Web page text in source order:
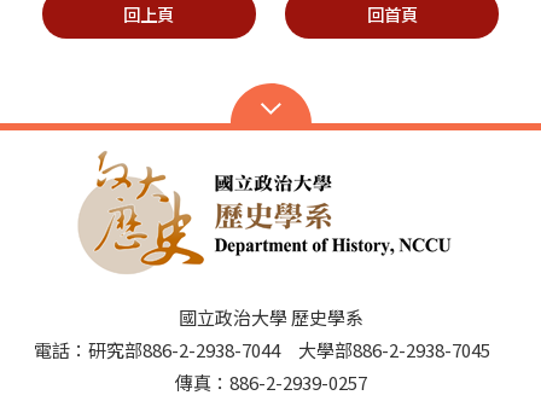
回上頁 回首頁
國立政治大學 歷史學系
電話：研究部886-2-2938-7044 大學部886-2-2938-7045
傳真：886-2-2939-0257